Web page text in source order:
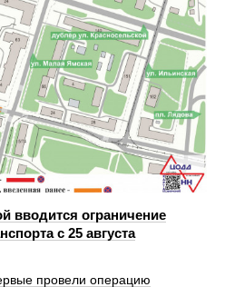
вводится ограничение
с 25 августа
провели операцию